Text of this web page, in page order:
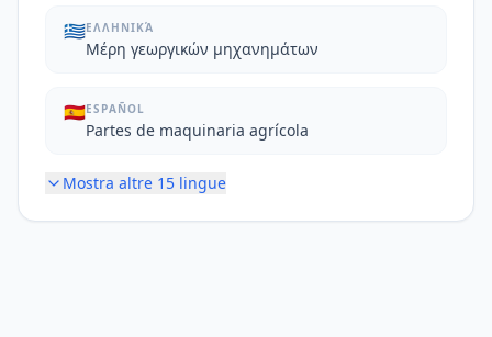
🇬🇷ΕΛΛΗΝΙΚΆ
Μέρη γεωργικών μηχανημάτων
🇪🇸ESPAÑOL
Partes de maquinaria agrícola
Mostra altre 15 lingue